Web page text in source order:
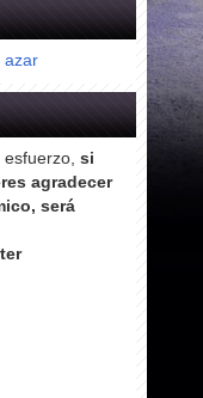
azar
si
agradecer
será